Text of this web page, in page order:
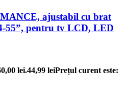
ajustabil cu brat
55”, pentru tv LCD, LED
lei.44,99 leiPrețul curent este: